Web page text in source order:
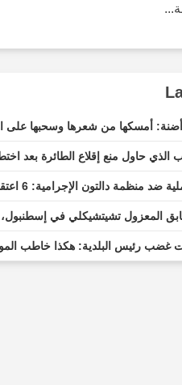
أمسكها من شعرها وسحبها على
الذي حاول منع إقلاع الطائرة بعد
منظمة دالتون الإجرامية: 6 اعتقالات
المعزول تشيتشيكلي في
غضب رئيس البلدية: هكذا خاطب